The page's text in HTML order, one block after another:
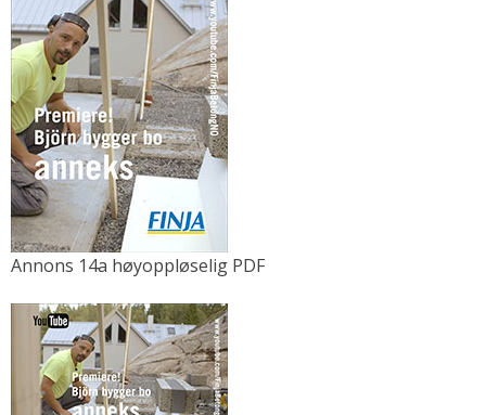
Annons 14a høyoppløselig PDF